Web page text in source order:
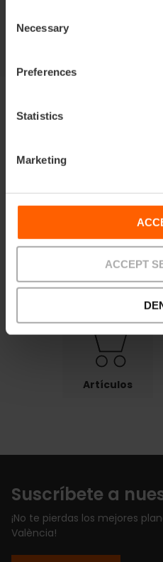
Selection
Necessary
Preferences
Statistics
Marketing
ACCEPT
Pagos
Artículos
Suscríbete a
¡No te pierdas los mejores
València!